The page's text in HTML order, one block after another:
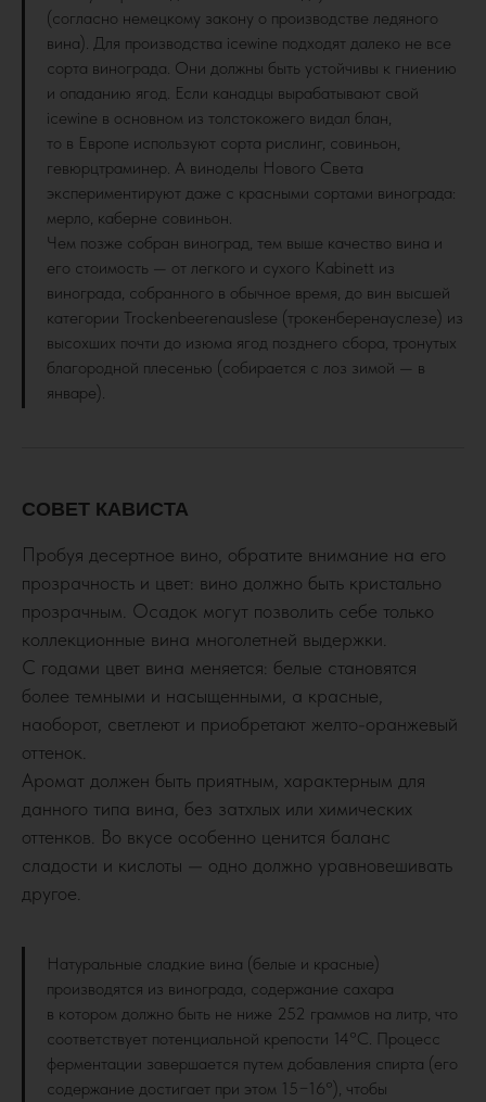
(согласно немецкому закону о производстве ледяного
вина). Для производства icewine подходят далеко не все
сорта винограда. Они должны быть устойчивы к гниению
и опаданию ягод. Если канадцы вырабатывают свой
icewine в основном из толстокожего видал блан,
то в Европе используют сорта рислинг, совиньон,
гевюрцтраминер. А виноделы Нового Света
экспериментируют даже с красными сортами винограда:
мерло, каберне совиньон.
Чем позже собран виноград, тем выше качество вина и
его стоимость — от легкого и сухого Kabinett из
винограда, собранного в обычное время, до вин высшей
категории Trockenbeerenauslese (трокенберенауслезе) из
высохших почти до изюма ягод позднего сбора, тронутых
благородной плесенью (собирается с лоз зимой — в
январе).
СОВЕТ КАВИСТА
Пробуя десертное вино, обратите внимание на его
прозрачность и цвет: вино должно быть кристально
прозрачным. Осадок могут позволить себе только
коллекционные вина многолетней выдержки.
С годами цвет вина меняется: белые становятся
более темными и насыщенными, а красные,
наоборот, светлеют и приобретают желто-оранжевый
оттенок.
Аромат должен быть приятным, характерным для
данного типа вина, без затхлых или химических
оттенков. Во вкусе особенно ценится баланс
сладости и кислоты — одно должно уравновешивать
другое.
Натуральные сладкие вина (белые и красные)
производятся из винограда, содержание сахара
в котором должно быть не ниже 252 граммов на литр, что
соответствует потенциальной крепости 14°C. Процесс
ферментации завершается путем добавления спирта (его
содержание достигает при этом 15−16°), чтобы